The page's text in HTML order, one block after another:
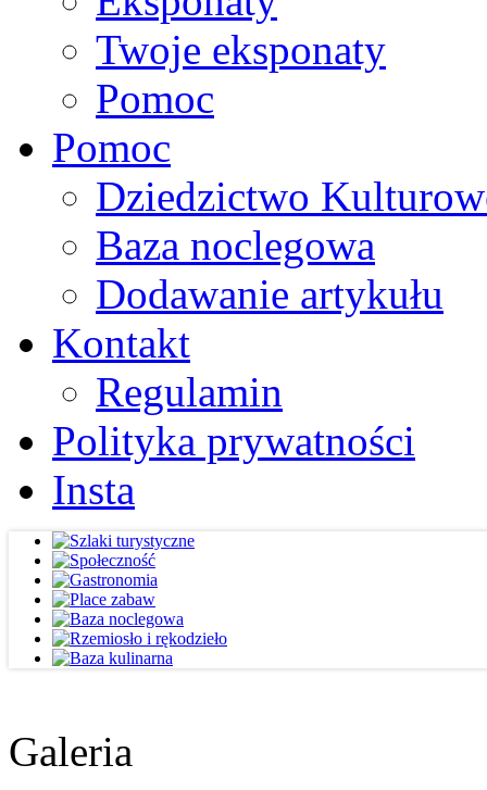
Twoje eksponaty
Pomoc
Pomoc
Dziedzictwo
Baza noclegowa
Dodawanie artykułu
Kontakt
Regulamin
Polityka prywatności
Insta
Galeria